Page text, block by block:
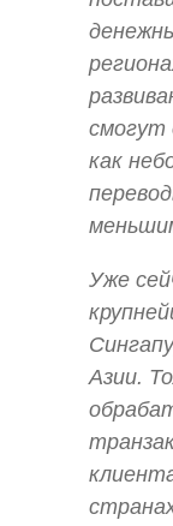
смогут
как
Уже
Азии.